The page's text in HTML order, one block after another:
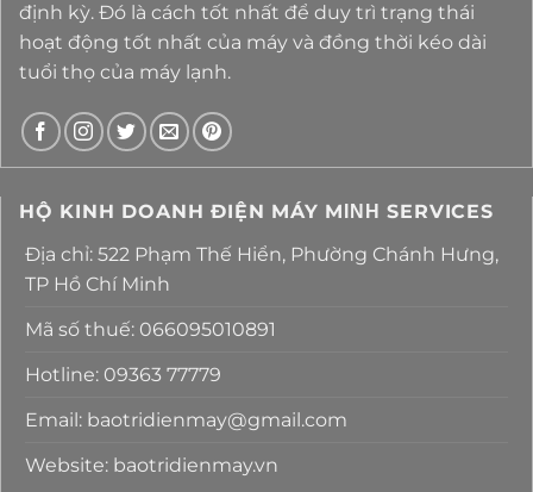
định kỳ. Đó là cách tốt nhất để duy trì trạng thái
hoạt động tốt nhất của máy và đồng thời kéo dài
tuổi thọ của máy lạnh.
HỘ KINH DOANH ĐIỆN MÁY MΙΝΗ SERVICES
Địa chỉ: 522 Phạm Thế Hiển, Phường Chánh Hưng,
TP Hồ Chí Minh
Mã số thuế: 066095010891
Hotline: 09363 77779
Email: baotridienmay@gmail.com
Website: baotridienmay.vn